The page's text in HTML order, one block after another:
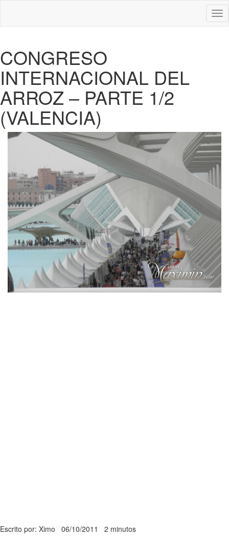
CONGRESO
INTERNACIONAL DEL
ARROZ – PARTE 1/2
(VALENCIA)
Escrito por: Ximo 06/10/2011 2 minutos